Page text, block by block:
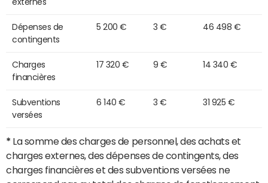
externes
Dépenses de
contingents
5 200 € 3 € 46 498 €
Charges
financières
17 320 € 9 € 14 340 €
Subventions
versées
6 140 € 3 € 31 925 €
* La somme des charges de personnel, des achats et
charges externes, des dépenses de contingents, des
charges financières et des subventions versées ne